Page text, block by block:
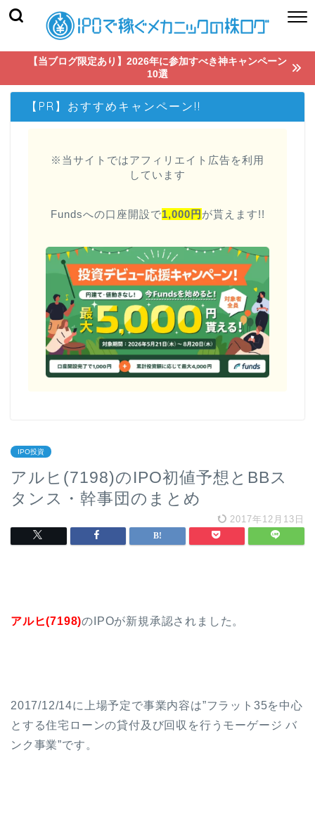
【当ブログ限定あり】2026年に参加すべき神キャンペーン
10選
【PR】おすすめキャンペーン!!
※当サイトではアフィリエイト広告を利用
しています
Fundsへの口座開設で1,000円 が貰えます!!
IPO投資
アルヒ(7198)のIPO初値予想とBBス
タンス・幹事団のまとめ
2017年12月13日
アルヒ(7198)のIPOが新規承認されました。
2017/12/14に上場予定で事業内容は”フラット35を中心
とする住宅ローンの貸付及び回収を行うモーゲージ バ
ンク事業”です。